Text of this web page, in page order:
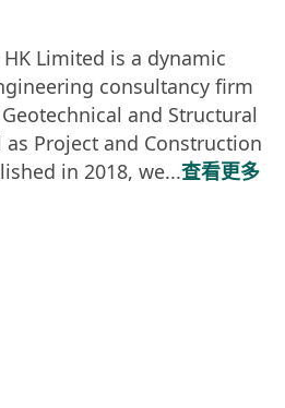
Limited is a dynamic
consultancy firm
and Structural
Project and Construction
in 2018, we...查看更多